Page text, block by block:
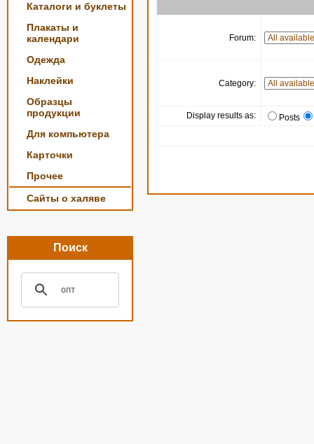
Каталоги и буклеты
Плакаты и
календари
Одежда
Наклейки
Образцы
продукции
Для компьютера
Карточки
Прочее
Сайты о халяве
Поиск
Forum:
Category:
Display results as: Posts